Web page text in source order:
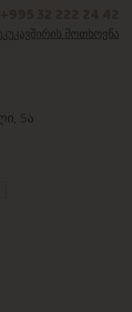
ᲛᲝᲗᲮᲝᲕᲜᲐ
5ა